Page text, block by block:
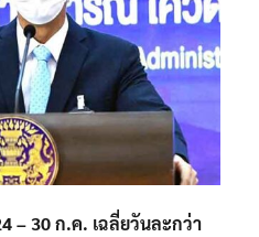
– 30 ก.ค. เฉลี่ยวันละกว่า